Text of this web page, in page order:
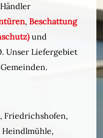
,Beschattung
und
Unser Liefergebiet
Friedrichshofen,
Heindlmühle,